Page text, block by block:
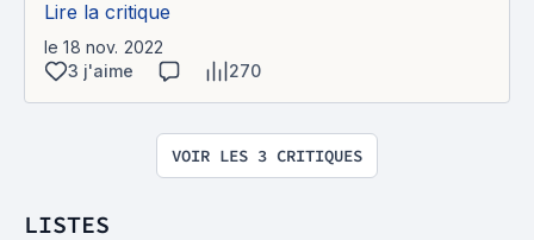
Lire la critique
le 18 nov. 2022
3 j'aime
270
VOIR LES 3 CRITIQUES
LISTES